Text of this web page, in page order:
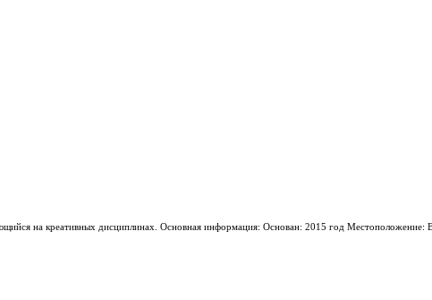
на креативных дисциплинах. Основная информация: Основан: 2015 год Местоположение: